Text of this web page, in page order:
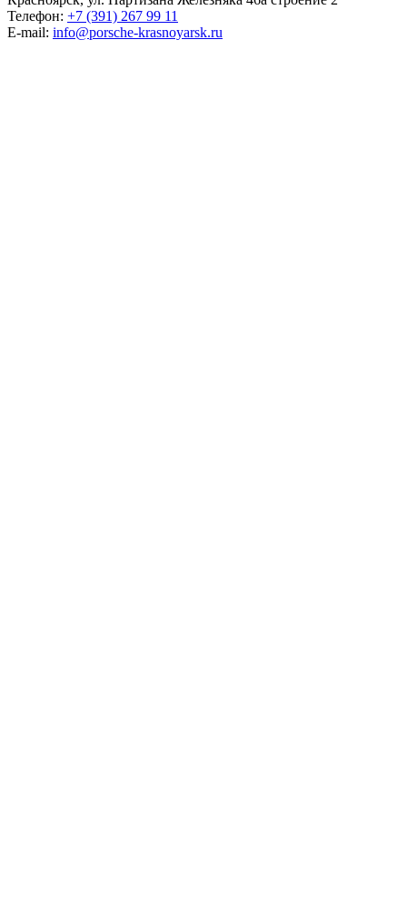
Телефон: +7 (391) 267 99 11
E-mail: info@porsche-krasnoyarsk.ru